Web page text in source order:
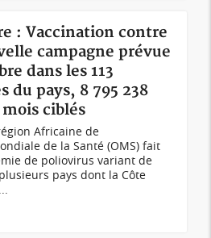
: Vaccination contre
campagne prévue
dans les 113
du pays, 8 795 238
ciblés
Africaine de
de la Santé (OMS) fait
de poliovirus variant de
pays dont la Côte